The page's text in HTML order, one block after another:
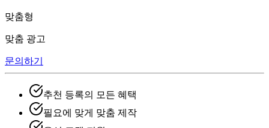
맞춤형
맞춤 광고
문의하기
추천 등록의 모든 혜택
필요에 맞게 맞춤 제작